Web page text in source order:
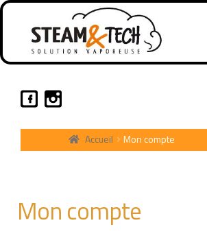
Accueil Mon compte
Mon compte